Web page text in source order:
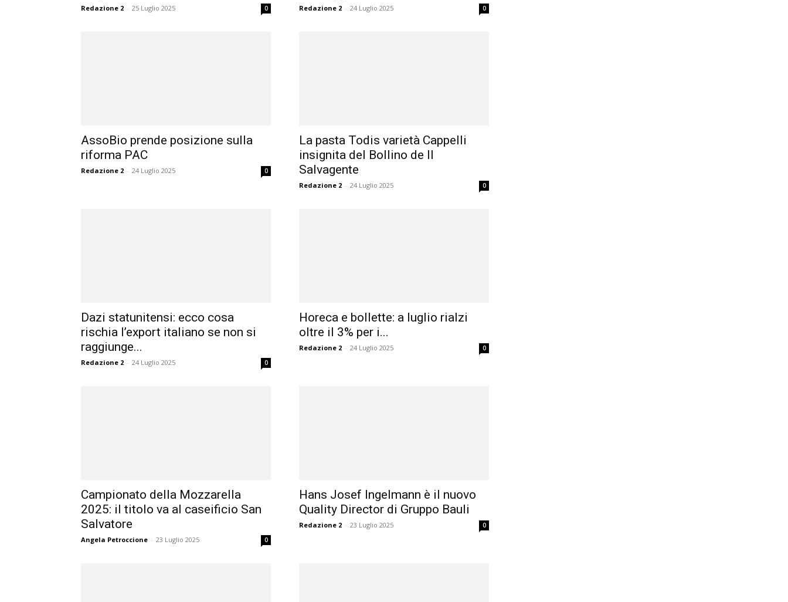
Redazione 2 - 25 Luglio 2025 0 Redazione 2 - 24 Luglio 2025 0
AssoBio prende posizione sulla
riforma PAC
Redazione 2 - 24 Luglio 2025 0
La pasta Todis varietà Cappelli
insignita del Bollino de Il
Salvagente
Redazione 2 - 24 Luglio 2025 0
Dazi statunitensi: ecco cosa
rischia l’export italiano se non si
raggiunge...
Redazione 2 - 24 Luglio 2025 0
Horeca e bollette: a luglio rialzi
oltre il 3% per i...
Redazione 2 - 24 Luglio 2025 0
Campionato della Mozzarella
2025: il titolo va al caseificio San
Salvatore
Angela Petroccione - 23 Luglio 2025 0
Hans Josef Ingelmann è il nuovo
Quality Director di Gruppo Bauli
Redazione 2 - 23 Luglio 2025 0